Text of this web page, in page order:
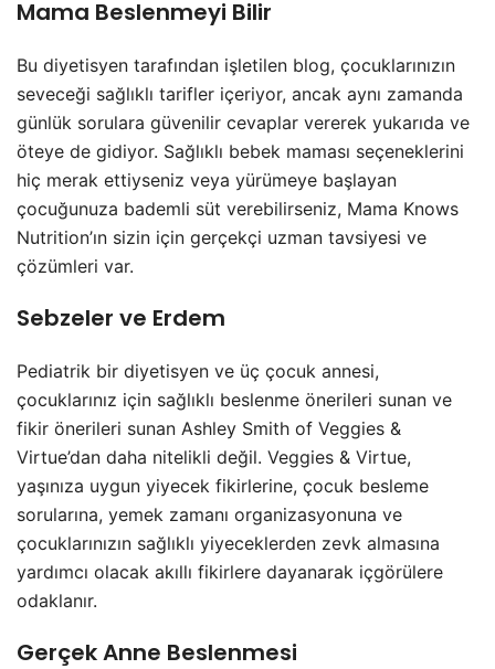
Mama Beslenmeyi Bilir
Bu diyetisyen tarafından işletilen blog, çocuklarınızın
seveceği sağlıklı tarifler içeriyor, ancak aynı zamanda
günlük sorulara güvenilir cevaplar vererek yukarıda ve
öteye de gidiyor. Sağlıklı bebek maması seçeneklerini
hiç merak ettiyseniz veya yürümeye başlayan
çocuğunuza bademli süt verebilirseniz, Mama Knows
Nutrition’ın sizin için gerçekçi uzman tavsiyesi ve
çözümleri var.
Sebzeler ve Erdem
Pediatrik bir diyetisyen ve üç çocuk annesi,
çocuklarınız için sağlıklı beslenme önerileri sunan ve
fikir önerileri sunan Ashley Smith of Veggies &
Virtue’dan daha nitelikli değil. Veggies & Virtue,
yaşınıza uygun yiyecek fikirlerine, çocuk besleme
sorularına, yemek zamanı organizasyonuna ve
çocuklarınızın sağlıklı yiyeceklerden zevk almasına
yardımcı olacak akıllı fikirlere dayanarak içgörülere
odaklanır.
Gerçek Anne Beslenmesi